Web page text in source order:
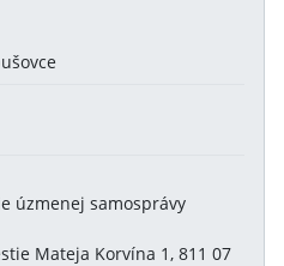
úzmenej samosprávy
Mateja Korvína 1, 811 07